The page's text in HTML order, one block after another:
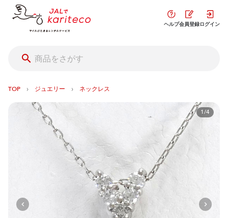
ヘルプ会員登録ログイン
TOP › ジュエリー › ネックレス
1/4